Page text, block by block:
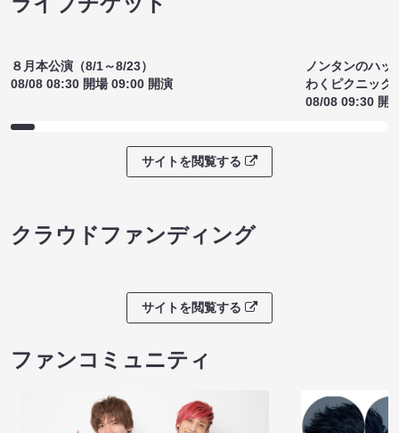
サイトを閲覧する
ライブチケット
08/08 08:30 開場 09:00 開演